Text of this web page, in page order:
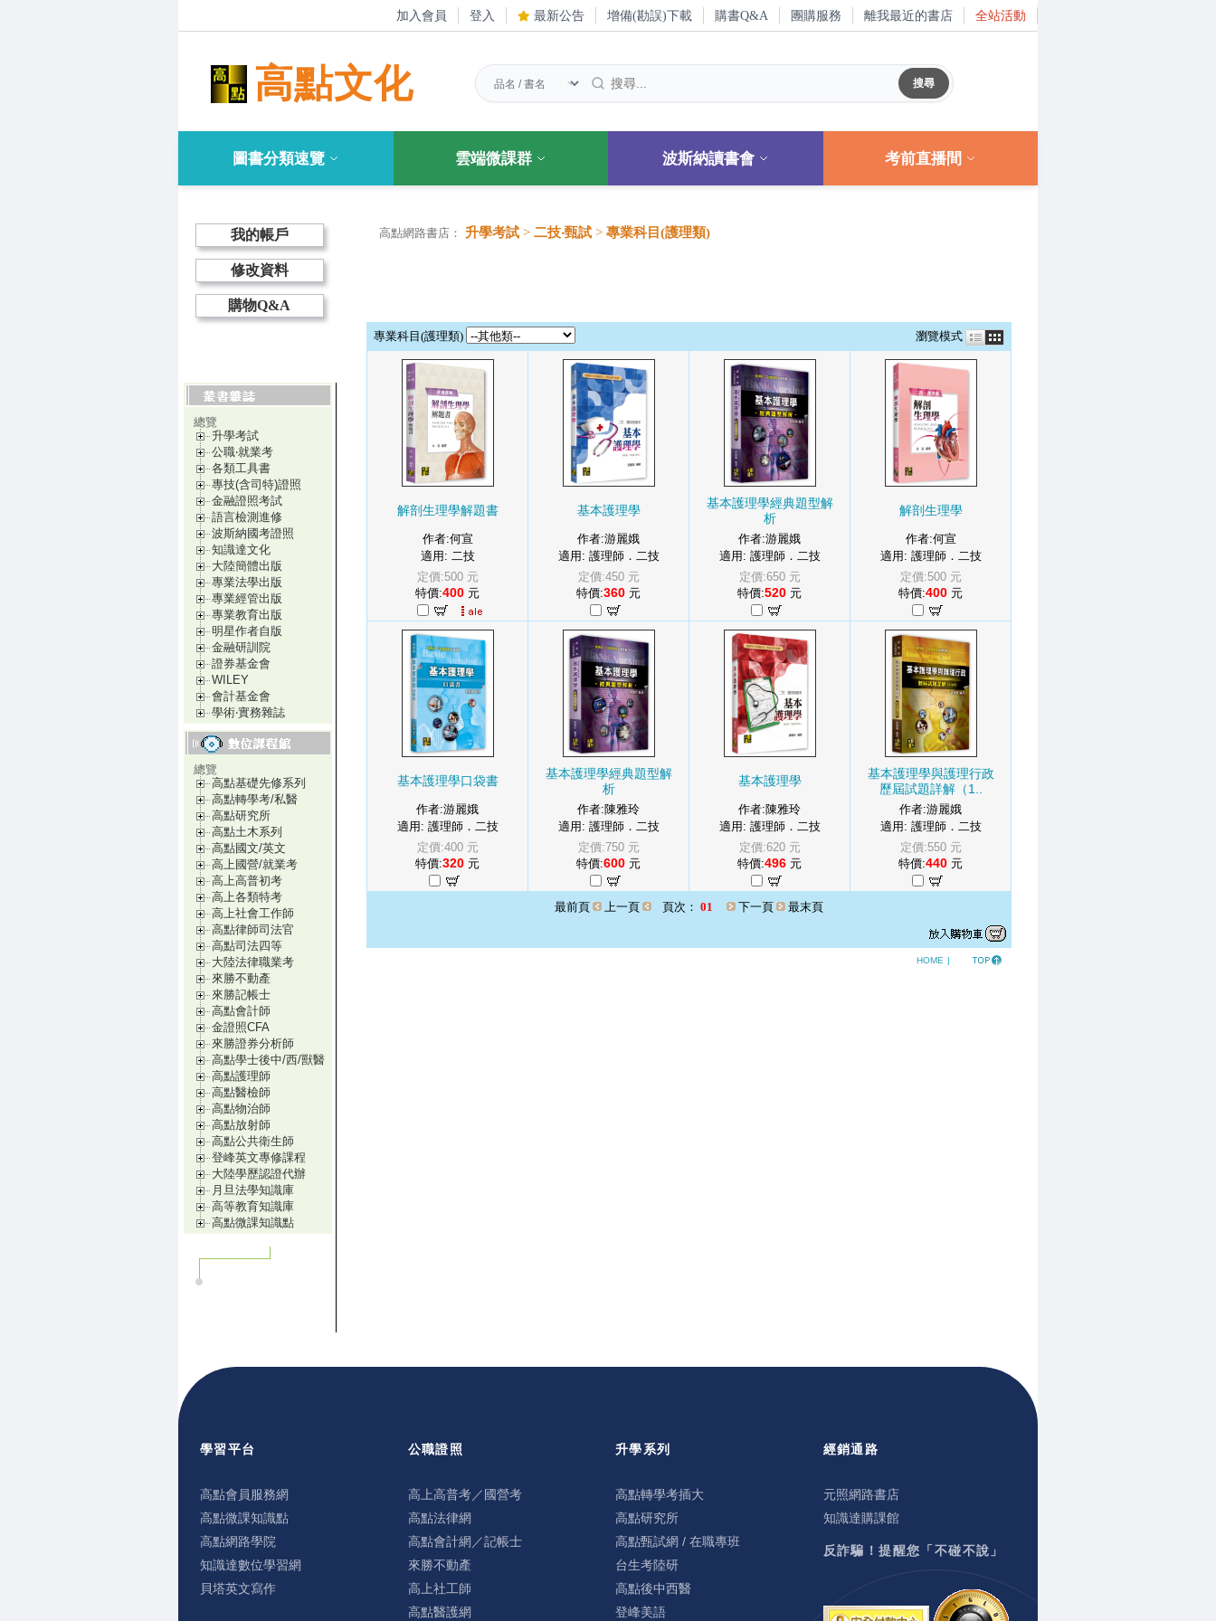
加入會員 登入 最新公告 增備(勘誤)下載 購書Q&A 團購服務 離我最近的書店 全站活動
高點文化
圖書分類速覽 雲端微課群 波斯納讀書會 考前直播間
我的帳戶
修改資料
購物Q&A
總覽
升學考試
公職‧就業考
各類工具書
專技(含司特)證照
金融證照考試
語言檢測進修
波斯納國考證照
知識達文化
大陸簡體出版
專業法學出版
專業經管出版
專業教育出版
明星作者自版
金融研訓院
證券基金會
WILEY
會計基金會
學術‧實務雜誌
總覽
高點基礎先修系列
高點轉學考/私醫
高點研究所
高點土木系列
高點國文/英文
高上國營/就業考
高上高普初考
高上各類特考
高上社會工作師
高點律師司法官
高點司法四等
大陸法律職業考
來勝不動產
來勝記帳士
高點會計師
金證照CFA
來勝證券分析師
高點學士後中/西/獸醫
高點護理師
高點醫檢師
高點物治師
高點放射師
高點公共衛生師
登峰英文專修課程
大陸學歷認證代辦
月旦法學知識庫
高等教育知識庫
高點微課知識點
高點網路書店： 升學考試 > 二技‧甄試 > 專業科目(護理類)
專業科目(護理類) 瀏覽模式
解剖生理學解題書
作者:何宣
適用: 二技
定價:500 元
特價:400 元
基本護理學
作者:游麗娥
適用: 護理師．二技
定價:450 元
特價:360 元
基本護理學經典題型解
析
作者:游麗娥
適用: 護理師．二技
定價:650 元
特價:520 元
解剖生理學
作者:何宣
適用: 護理師．二技
定價:500 元
特價:400 元
基本護理學口袋書
作者:游麗娥
適用: 護理師．二技
定價:400 元
特價:320 元
基本護理學經典題型解
析
作者:陳雅玲
適用: 護理師．二技
定價:750 元
特價:600 元
基本護理學
作者:陳雅玲
適用: 護理師．二技
定價:620 元
特價:496 元
基本護理學與護理行政
歷屆試題詳解（1..
作者:游麗娥
適用: 護理師．二技
定價:550 元
特價:440 元
最前頁 上一頁 頁次： 01 下一頁 最末頁
HOME |
學習平台
高點會員服務網
高點微課知識點
高點網路學院
知識達數位學習網
貝塔英文寫作
公職證照
高上高普考／國營考
高點法律網
高點會計網／記帳士
來勝不動產
高上社工師
高點醫護網
升學系列
高點轉學考插大
高點研究所
高點甄試網 / 在職專班
台生考陸研
高點後中西醫
登峰美語
經銷通路
元照網路書店
知識達購課館
反詐騙！提醒您「不碰不說」